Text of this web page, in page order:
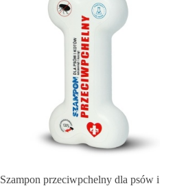
Szampon przeciwpchelny dla psów i